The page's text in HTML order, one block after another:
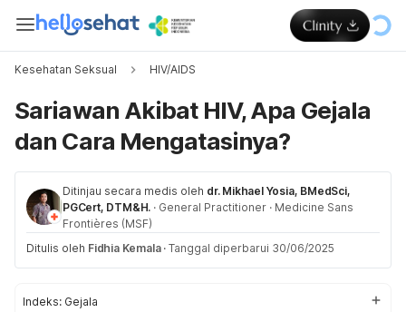
Kesehatan Seksual HIV/AIDS
Sariawan Akibat HIV, Apa Gejala
dan Cara Mengatasinya?
Ditinjau secara medis oleh dr. Mikhael Yosia, BMedSci,
PGCert, DTM&H. · General Practitioner · Medicine Sans
Frontières (MSF)
Ditulis oleh Fidhia Kemala · Tanggal diperbarui 30/06/2025
Indeks: Gejala